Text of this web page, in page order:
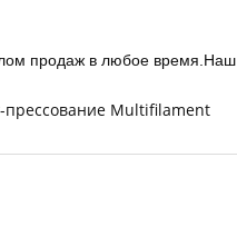
продаж в любое время.Наш
прессование Multifilament